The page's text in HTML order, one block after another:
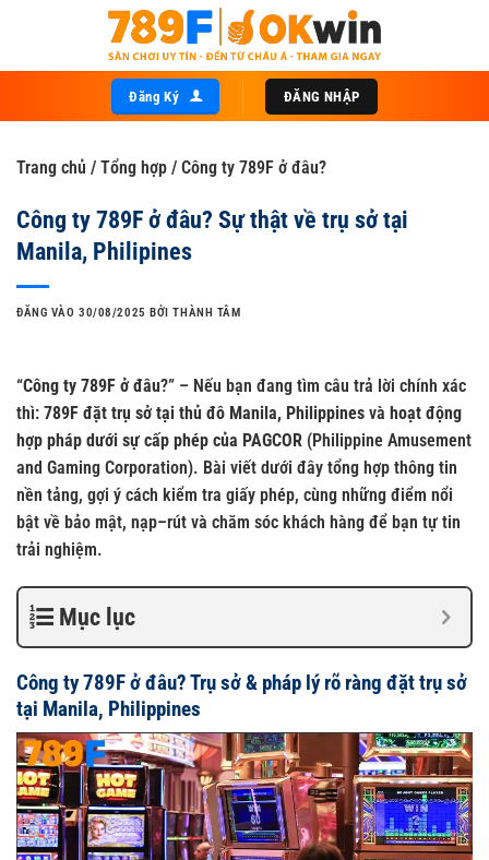
nội
Đăng Ký ĐĂNG NHẬP
Trang chủ / Tổng hợp / Công ty 789F ở đâu?
Công ty 789F ở đâu? Sự thật về trụ sở tại
Manila, Philipines
ĐĂNG VÀO30/08/2025 BỞITHÀNH TÂM
“Công ty 789F ở đâu?” – Nếu bạn đang tìm câu trả lời chính xác
thì: 789F đặt trụ sở tại thủ đô Manila, Philippines và hoạt động
hợp pháp dưới sự cấp phép của PAGCOR (Philippine Amusement
and Gaming Corporation). Bài viết dưới đây tổng hợp thông tin
nền tảng, gợi ý cách kiểm tra giấy phép, cùng những điểm nổi
bật về bảo mật, nạp–rút và chăm sóc khách hàng để bạn tự tin
trải nghiệm.
Mục lục
Công ty 789F ở đâu? Trụ sở & pháp lý rõ ràng đặt trụ sở
tại Manila, Philippines